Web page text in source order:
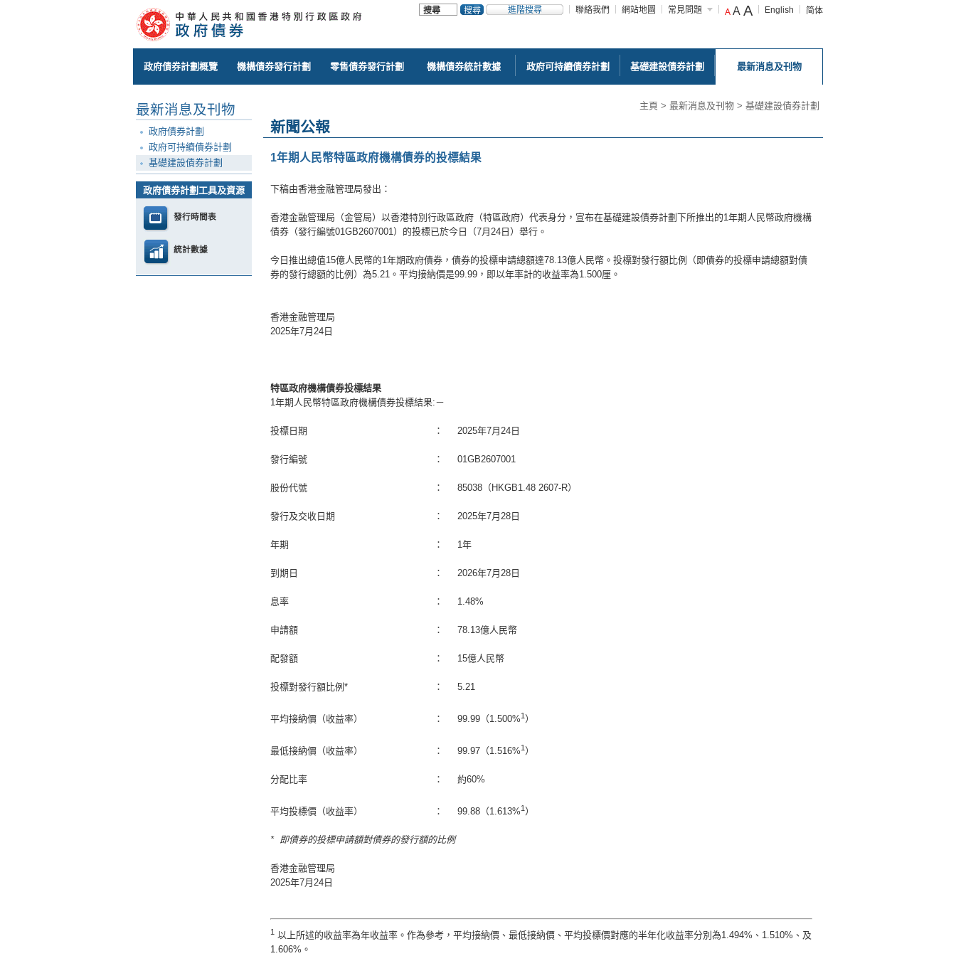
進階搜尋 聯絡我們 網站地圖 常見問題 A A A English 简体
政府債券計劃概覽 機構債券發行計劃 零售債券發行計劃 機構債券統計數據 政府可持續債券計劃 基礎建設債券計劃 最新消息及刊物
最新消息及刊物
政府債券計劃
政府可持續債券計劃
基礎建設債券計劃
政府債券計劃工具及資源
發行時間表
統計數據
主頁 > 最新消息及刊物 > 基礎建設債券計劃
新聞公報
1年期人民幣特區政府機構債券的投標結果
下稿由香港金融管理局發出：
香港金融管理局（金管局）以香港特別行政區政府（特區政府）代表身分，宣布在基礎建設債券計劃下所推出的1年期人民幣政府機構
債券（發行編號01GB2607001）的投標已於今日（7月24日）舉行。
今日推出總值15億人民幣的1年期政府債券，債券的投標申請總額達78.13億人民幣。投標對發行額比例（即債券的投標申請總額對債
券的發行總額的比例）為5.21。平均接納價是99.99，即以年率計的收益率為1.500厘。
香港金融管理局
2025年7月24日
特區政府機構債券投標結果
1年期人民幣特區政府機構債券投標結果:－
投標日期 ： 2025年7月24日
發行編號 ： 01GB2607001
股份代號 ： 85038（HKGB1.48 2607-R）
發行及交收日期 ： 2025年7月28日
年期 ： 1年
到期日 ： 2026年7月28日
息率 ： 1.48%
申請額 ： 78.13億人民幣
配發額 ： 15億人民幣
投標對發行額比例* ： 5.21
平均接納價（收益率） ： 99.99（1.500%1 ）
最低接納價（收益率） ： 99.97（1.516%1 ）
分配比率 ： 約60%
平均投標價（收益率） ： 99.88（1.613%1 ）
* 即債券的投標申請額對債券的發行額的比例
香港金融管理局
2025年7月24日
1 以上所述的收益率為年收益率。作為參考，平均接納價、最低接納價、平均投標價對應的半年化收益率分別為1.494%、1.510%、及
1.606%。